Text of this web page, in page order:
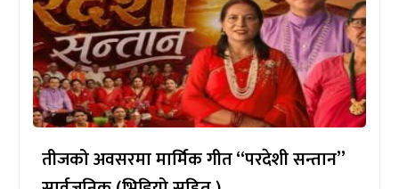
तीजको अवसरमा मार्मिक गीत “परदेशी सन्तान”